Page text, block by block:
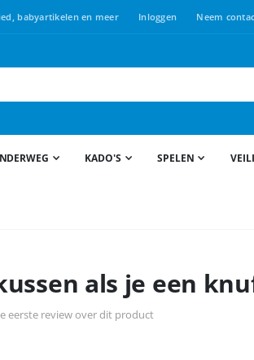
babyartikelen en meer Inloggen Neem
KADO'S SPELEN
als je een
eerste review over dit product